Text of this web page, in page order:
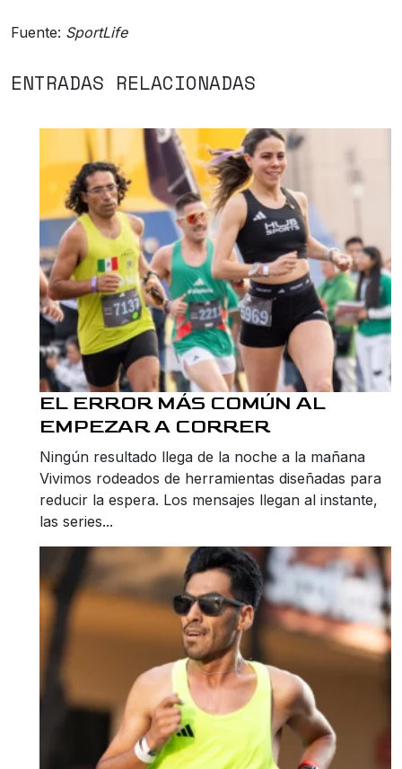
Fuente: SportLife
ENTRADAS RELACIONADAS
EL ERROR MÁS COMÚN AL
EMPEZAR A CORRER
Ningún resultado llega de la noche a la mañana
Vivimos rodeados de herramientas diseñadas para
reducir la espera. Los mensajes llegan al instante,
las series...